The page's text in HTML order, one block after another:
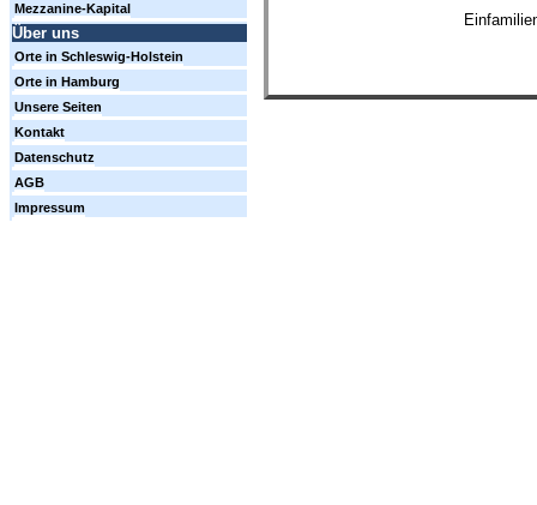
Mezzanine-Kapital
Über uns
Orte in Schleswig-Holstein
Orte in Hamburg
Unsere Seiten
Kontakt
Datenschutz
AGB
Impressum